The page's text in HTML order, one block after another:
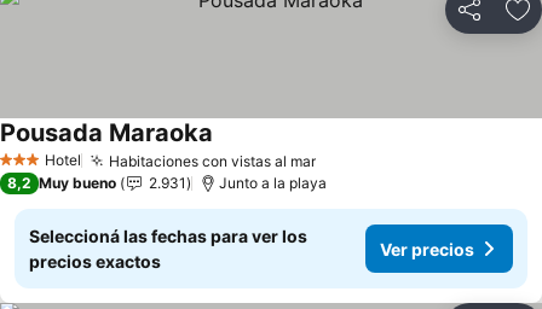
Compartir
3 Estrellas
Hotel Habitaciones con vistas al mar
Pousada Maraoka
8,2 Muy bueno 2.931 Junto a la playa
Seleccioná las fechas para ver los
precios exactos
Ver precios